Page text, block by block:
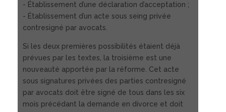
- Établissement d’une déclaration d’acceptation ;
- Établissement d’un acte sous seing privée
contresigné par avocats.
Si les deux premières possibilités étaient déjà
prévues par les textes, la troisième est une
nouveauté apportée par la réforme. Cet acte
sous signatures privées des parties contresigné
par avocats doit être signé de tous dans les six
mois précédant la demande en divorce et doit